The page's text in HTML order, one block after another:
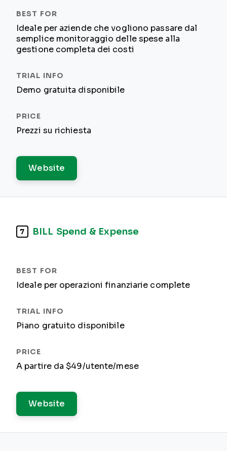
Ideale per aziende che vogliono passare dal
semplice monitoraggio delle spese alla
gestione completa dei costi
Demo gratuita disponibile
Prezzi su richiesta
Website
7 BILL Spend & Expense
Ideale per operazioni finanziarie complete
Piano gratuito disponibile
A partire da $49/utente/mese
Website